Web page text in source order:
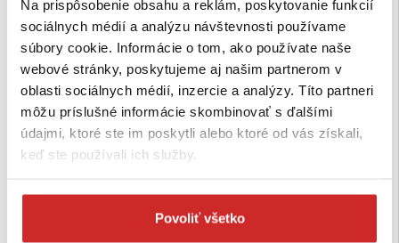
Na prispôsobenie obsahu a reklám, poskytovanie funkcií
sociálnych médií a analýzu návštevnosti používame
súbory cookie. Informácie o tom, ako používate naše
webové stránky, poskytujeme aj našim partnerom v
oblasti sociálnych médií, inzercie a analýzy. Títo partneri
môžu príslušné informácie skombinovať s ďalšími
údajmi, ktoré ste im poskytli alebo ktoré od vás získali,
keď ste používali ich služby.
Povoliť všetko
Lanex PES/PPV lano MORÁVKA 8
120,42 €
Dĺžka (m): 100 m
Lanex PES/PPV lano MORÁVKA
Rozmer (mm): 10 mm
Dĺžka (m): 100 m